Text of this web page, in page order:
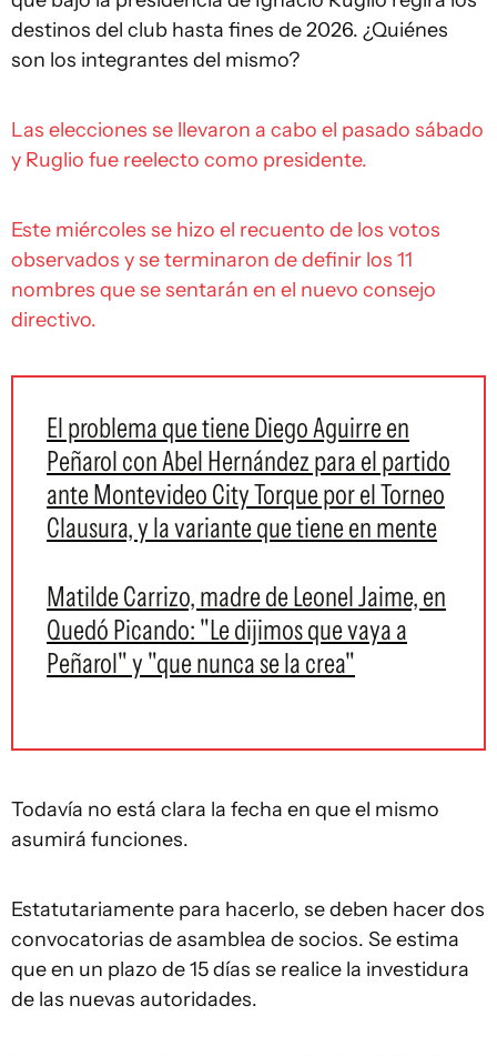
destinos del club hasta fines de 2026. ¿Quiénes
son los integrantes del mismo?
Las elecciones se llevaron a cabo el pasado sábado
y Ruglio fue reelecto como presidente.
Este miércoles se hizo el recuento de los votos
observados y se terminaron de definir los 11
nombres que se sentarán en el nuevo consejo
directivo.
El problema que tiene Diego Aguirre en
Peñarol con Abel Hernández para el partido
ante Montevideo City Torque por el Torneo
Clausura, y la variante que tiene en mente
Matilde Carrizo, madre de Leonel Jaime, en
Quedó Picando: "Le dijimos que vaya a
Peñarol" y "que nunca se la crea"
Todavía no está clara la fecha en que el mismo
asumirá funciones.
Estatutariamente para hacerlo, se deben hacer dos
convocatorias de asamblea de socios. Se estima
que en un plazo de 15 días se realice la investidura
de las nuevas autoridades.